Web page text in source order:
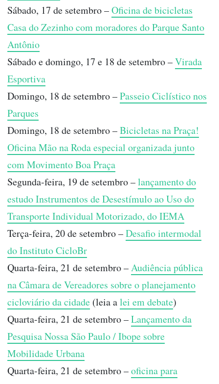
Sábado, 17 de setembro –Oficina de bicicletas
Casa do Zezinho com moradores do Parque Santo
Antônio
Sábado e domingo, 17 e 18 de setembro –Virada
Esportiva
Domingo, 18 de setembro –Passeio Ciclístico nos
Parques
Domingo, 18 de setembro –Bicicletas na Praça!
Oficina Mão na Roda especial organizada junto
com Movimento Boa Praça
Segunda-feira, 19 de setembro –lançamento do
estudo Instrumentos de Desestímulo ao Uso do
Transporte Individual Motorizado, do IEMA
Terça-feira, 20 de setembro –Desafio intermodal
do Instituto CicloBr
Quarta-feira, 21 de setembro –Audiência pública
na Câmara de Vereadores sobre o planejamento
cicloviário da cidade (leia alei em debate)
Quarta-feira, 21 de setembro –Lançamento da
Pesquisa Nossa São Paulo / Ibope sobre
Mobilidade Urbana
Quarta-feira, 21 de setembro –oficina para